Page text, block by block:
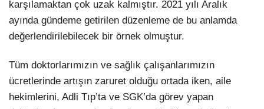
Telegram
karşılamaktan çok uzak kalmıştır. 2021 yılı Aralık
ayında gündeme getirilen düzenleme de bu anlamda
değerlendirilebilecek bir örnek olmuştur.
Tüm doktorlarımızın ve sağlık çalışanlarımızın
ücretlerinde artışın zaruret olduğu ortada iken, aile
hekimlerini, Adli Tıp’ta ve SGK’da görev yapan